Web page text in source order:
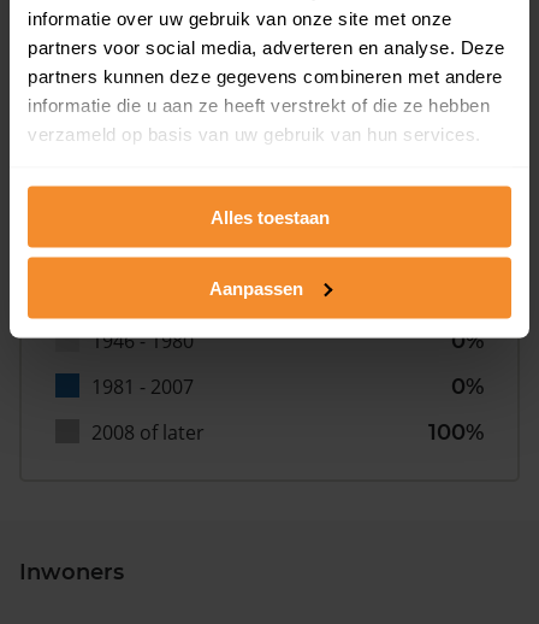
informatie over uw gebruik van onze site met onze
partners voor social media, adverteren en analyse. Deze
partners kunnen deze gegevens combineren met andere
informatie die u aan ze heeft verstrekt of die ze hebben
verzameld op basis van uw gebruik van hun services.
Alles toestaan
Aanpassen
Bouwjaar
1946 - 1980
0%
1981 - 2007
0%
2008 of later
100%
Inwoners